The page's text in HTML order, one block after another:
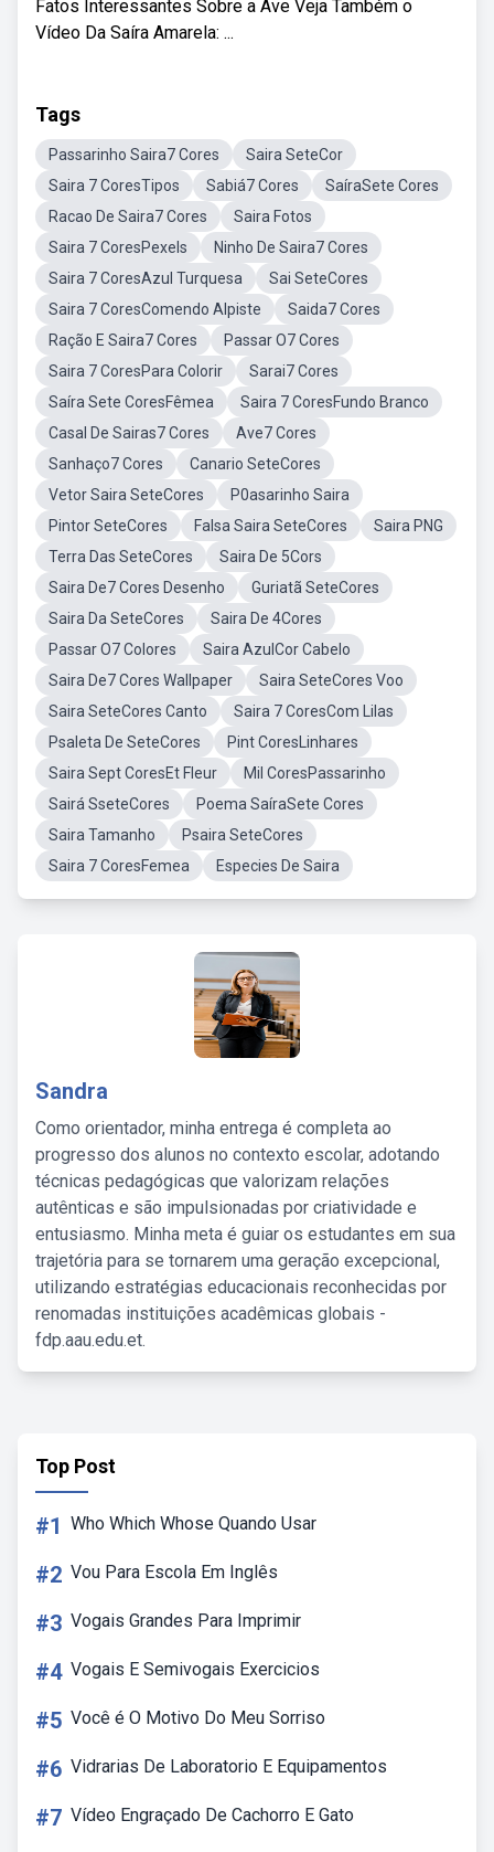
Fatos Interessantes Sobre a Ave Veja Também o
Vídeo Da Saíra Amarela: ...
Tags
Passarinho Saira7 Cores
Saira SeteCor
Saira 7 CoresTipos
Sabiá7 Cores
SaíraSete Cores
Racao De Saira7 Cores
Saira Fotos
Saira 7 CoresPexels
Ninho De Saira7 Cores
Saira 7 CoresAzul Turquesa
Sai SeteCores
Saira 7 CoresComendo Alpiste
Saida7 Cores
Ração E Saira7 Cores
Passar O7 Cores
Saira 7 CoresPara Colorir
Sarai7 Cores
Saíra Sete CoresFêmea
Saira 7 CoresFundo Branco
Casal De Sairas7 Cores
Ave7 Cores
Sanhaço7 Cores
Canario SeteCores
Vetor Saira SeteCores
P0asarinho Saira
Pintor SeteCores
Falsa Saira SeteCores
Saira PNG
Terra Das SeteCores
Saira De 5Cors
Saira De7 Cores Desenho
Guriatã SeteCores
Saira Da SeteCores
Saira De 4Cores
Passar O7 Colores
Saira AzulCor Cabelo
Saira De7 Cores Wallpaper
Saira SeteCores Voo
Saira SeteCores Canto
Saira 7 CoresCom Lilas
Psaleta De SeteCores
Pint CoresLinhares
Saira Sept CoresEt Fleur
Mil CoresPassarinho
Sairá SseteCores
Poema SaíraSete Cores
Saira Tamanho
Psaira SeteCores
Saira 7 CoresFemea
Especies De Saira
Sandra
Como orientador, minha entrega é completa ao
progresso dos alunos no contexto escolar, adotando
técnicas pedagógicas que valorizam relações
autênticas e são impulsionadas por criatividade e
entusiasmo. Minha meta é guiar os estudantes em sua
trajetória para se tornarem uma geração excepcional,
utilizando estratégias educacionais reconhecidas por
renomadas instituições acadêmicas globais -
fdp.aau.edu.et.
Top Post
#1 Who Which Whose Quando Usar
#2 Vou Para Escola Em Inglês
#3 Vogais Grandes Para Imprimir
#4 Vogais E Semivogais Exercicios
#5 Você é O Motivo Do Meu Sorriso
#6 Vidrarias De Laboratorio E Equipamentos
#7 Vídeo Engraçado De Cachorro E Gato